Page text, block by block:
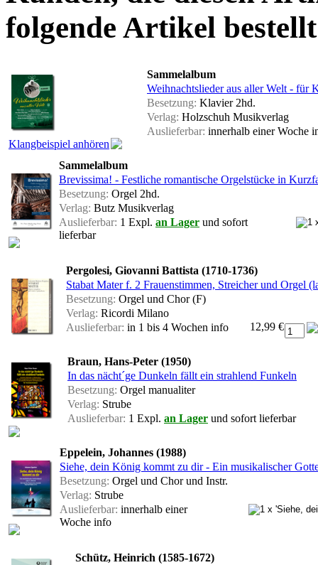
folgende Artikel
Klangbeispiel anhören
Sammelalbum
Weihnachtslieder aus aller Welt - für
Besetzung: Klavier 2hd.
Verlag: Holzschuh Musikverlag
Auslieferbar: innerhalb einer Woche
Sammelalbum
Brevissima! - Festliche romantische Orgelstücke in
Besetzung: Orgel 2hd.
Verlag: Butz Musikverlag
Auslieferbar: 1 Expl. an Lager und sofort
lieferbar
Pergolesi, Giovanni Battista (1710-1736)
Stabat Mater f. 2 Frauenstimmen, Streicher und Orgel
Besetzung: Orgel und Chor (F)
Verlag: Ricordi Milano
Auslieferbar: in 1 bis 4 Wochen info 12,99 €
Braun, Hans-Peter (1950)
In das nächt´ge Dunkeln fällt ein strahlend Funkeln
Besetzung: Orgel manualiter
Verlag: Strube
Auslieferbar: 1 Expl. an Lager und sofort lieferbar
Eppelein, Johannes (1988)
Siehe, dein König kommt zu dir - Ein musikalischer
Besetzung: Orgel und Chor und Instr.
Verlag: Strube
Auslieferbar: innerhalb einer
Woche info
Schütz, Heinrich (1585-1672)